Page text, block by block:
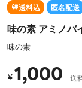
送料込 匿名配送
味の素 アミノバ
味の素
¥1,000 送